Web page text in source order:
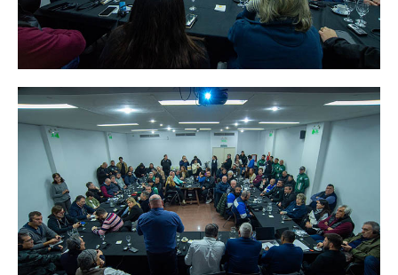
Departamento de Ambiente
Empresas
Impresión de boletas
Inscripción y reempadronamiento
Acuerdos salariales
Contribución solidaria
Turismo